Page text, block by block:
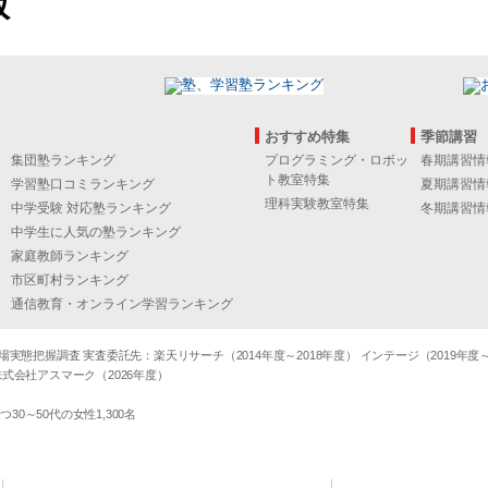
集団塾ランキング
学習塾口コミランキング
中学受験 対応塾ランキング
中学生に人気の塾ランキング
家庭教師ランキング
市区町村ランキング
通信教育・オンライン学習ランキング
おすすめ特集
プログラミング・ロボッ
ト教室特集
理科実験教室特集
季節講習
春期講習
夏期講習
冬期講習
態把握調査 実査委託先：楽天リサーチ（2014年度～2018年度） インテージ（2019年度
会社アスマーク（2026年度）
～50代の女性1,300名